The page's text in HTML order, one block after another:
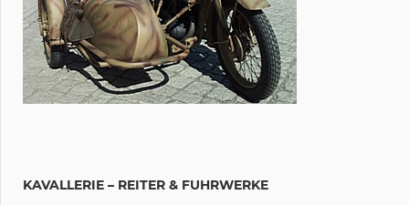
KAVALLERIE – REITER & FUHRWERKE